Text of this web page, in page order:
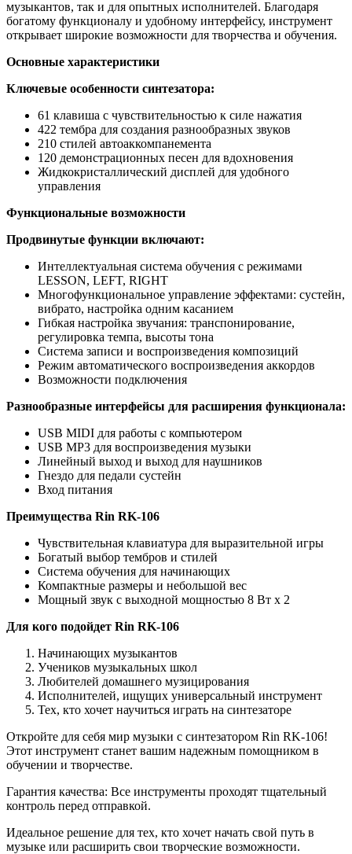
музыкантов, так и для опытных исполнителей. Благодаря
богатому функционалу и удобному интерфейсу, инструмент
открывает широкие возможности для творчества и обучения.
Основные характеристики
Ключевые особенности синтезатора:
61 клавиша с чувствительностью к силе нажатия
422 тембра для создания разнообразных звуков
210 стилей автоаккомпанемента
120 демонстрационных песен для вдохновения
Жидкокристаллический дисплей для удобного
управления
Функциональные возможности
Продвинутые функции включают:
Интеллектуальная система обучения с режимами
LESSON, LEFT, RIGHT
Многофункциональное управление эффектами: сустейн,
вибрато, настройка одним касанием
Гибкая настройка звучания: транспонирование,
регулировка темпа, высоты тона
Система записи и воспроизведения композиций
Режим автоматического воспроизведения аккордов
Возможности подключения
Разнообразные интерфейсы для расширения функционала:
USB MIDI для работы с компьютером
USB MP3 для воспроизведения музыки
Линейный выход и выход для наушников
Гнездо для педали сустейн
Вход питания
Преимущества Rin RK-106
Чувствительная клавиатура для выразительной игры
Богатый выбор тембров и стилей
Система обучения для начинающих
Компактные размеры и небольшой вес
Мощный звук с выходной мощностью 8 Вт х 2
Для кого подойдет Rin RK-106
Начинающих музыкантов
Учеников музыкальных школ
Любителей домашнего музицирования
Исполнителей, ищущих универсальный инструмент
Тех, кто хочет научиться играть на синтезаторе
Откройте для себя мир музыки с синтезатором Rin RK-106!
Этот инструмент станет вашим надежным помощником в
обучении и творчестве.
Гарантия качества: Все инструменты проходят тщательный
контроль перед отправкой.
Идеальное решение для тех, кто хочет начать свой путь в
музыке или расширить свои творческие возможности.